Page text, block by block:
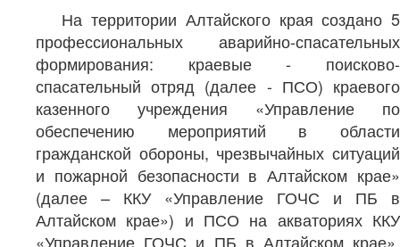
На территории Алтайского края создано 5
профессиональных аварийно-спасательных
формирования: краевые - поисково-
спасательный отряд (далее - ПСО) краевого
казенного учреждения «Управление по
обеспечению мероприятий в области
гражданской обороны, чрезвычайных ситуаций
и пожарной безопасности в Алтайском крае»
(далее – ККУ «Управление ГОЧС и ПБ в
Алтайском крае») и ПСО на акваториях ККУ
«Управление ГОЧС и ПБ в Алтайском крае»,